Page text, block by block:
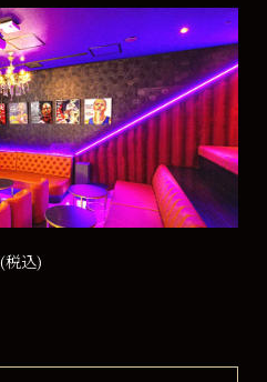
(税込)